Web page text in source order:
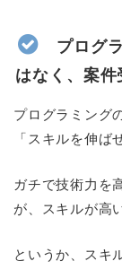
プログ
はなく、案件
プログラミング
「スキルを伸ば
ガチで技術力を
が、スキルが高
というか、スキ